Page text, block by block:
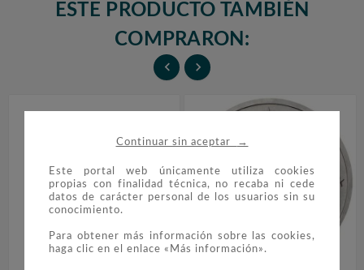
Continuar sin aceptar →
Este portal web únicamente utiliza cookies
propias con finalidad técnica, no recaba ni cede
datos de carácter personal de los usuarios sin su
conocimiento.
Para obtener más información sobre las cookies,
haga clic en el enlace «Más información».
ESTE PRODUCTO TAMBIÉN
COMPRARON:
 